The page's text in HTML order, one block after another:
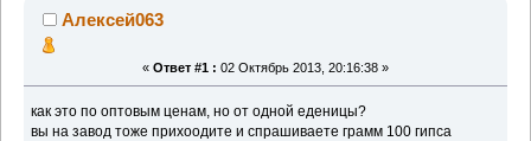
Алексей063
« Ответ #1 : 02 Октябрь 2013, 20:16:38 »
как это по оптовым ценам, но от одной еденицы?
вы на завод тоже прихоодите и спрашиваете грамм 100 гипса